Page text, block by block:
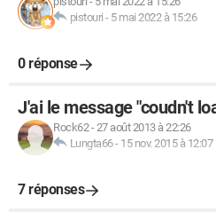
pistouri - 5 mai 2022 à 15:26
0 réponse
J'ai le message "coudn't
Rock62-27 août 2013 à 22:26
Lungta66- 15 nov. 2015 à 12:07
7 réponses